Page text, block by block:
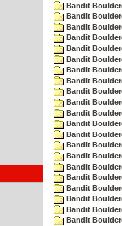
Bandit
Bandit
Bandit
Bandit
Bandit
Bandit
Bandit
Bandit
Bandit
Bandit
Bandit
Bandit
Bandit
Bandit
Bandit
Bandit
Bandit
Bandit
Bandit
Bandit
Bandit